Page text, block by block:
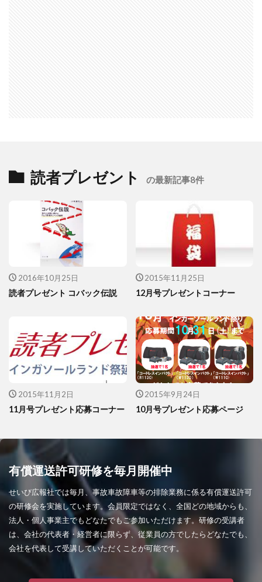
読者プレゼント の最新記事8件
2016年10月25日
読者プレゼント コバック伝説
2015年11月25日
12月号プレゼントコーナー
2015年11月2日
11月号プレゼント応募コーナー
2015年9月24日
10月号プレゼント応募ページ
有償運送許可研修を毎月開催中
せいび広報社では毎月、事故車故障車等の排除業務に係る有償運送許可
の研修会を実施しています。会員限定ではなく、全国どの地域からも、
法人・個人事業主でもどなたでもご参加いただけます。研修の受講者
は、会社の代表者・経営者に限らず、従業員の方でしたらどなたでも、
会社を代表して受講していただくことが可能です。